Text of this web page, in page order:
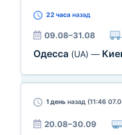
22 часа назад
09.08–31.08
Одесса (UA) —
1 день назад (11:46
20.08–30.09